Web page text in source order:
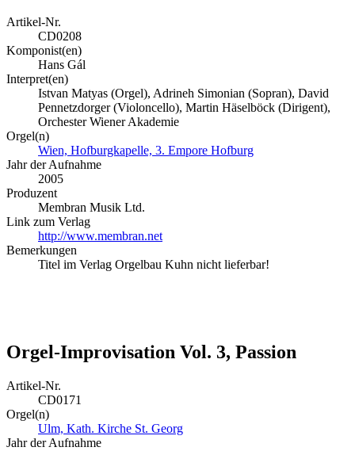
Artikel-Nr.
CD0208
Komponist(en)
Hans Gál
Interpret(en)
Istvan Matyas (Orgel), Adrineh Simonian (Sopran), David
Pennetzdorger (Violoncello), Martin Häselböck (Dirigent),
Orchester Wiener Akademie
Orgel(n)
Wien, Hofburgkapelle, 3. Empore Hofburg
Jahr der Aufnahme
2005
Produzent
Membran Musik Ltd.
Link zum Verlag
http://www.membran.net
Bemerkungen
Titel im Verlag Orgelbau Kuhn nicht lieferbar!
Orgel-Improvisation Vol. 3, Passion
Artikel-Nr.
CD0171
Orgel(n)
Ulm, Kath. Kirche St. Georg
Jahr der Aufnahme